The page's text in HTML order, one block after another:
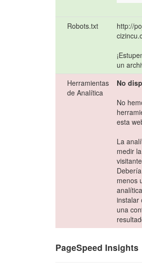
Robots.txt
http://
un
Herramientas
de Analítica
No
No
esta
La
medir
menos
instalar
una
PageSpeed Insights